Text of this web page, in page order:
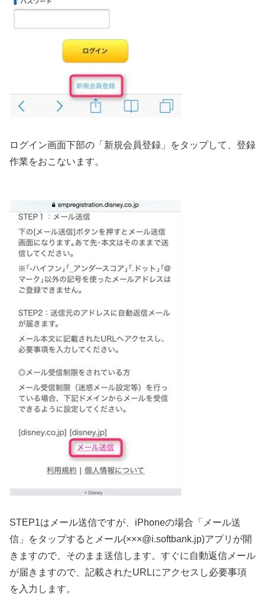
ログイン画面下部の「新規会員登録」をタップして、登録
作業をおこないます。
STEP1はメール送信ですが、iPhoneの場合「メール送
信」をタップするとメール(×××@i.softbank.jp)アプリが開
きますので、そのまま送信します。すぐに自動返信メール
が届きますので、記載されたURLにアクセスし必要事項
を入力します。